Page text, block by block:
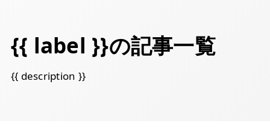
{{ label }}の記事一覧
{{ description }}